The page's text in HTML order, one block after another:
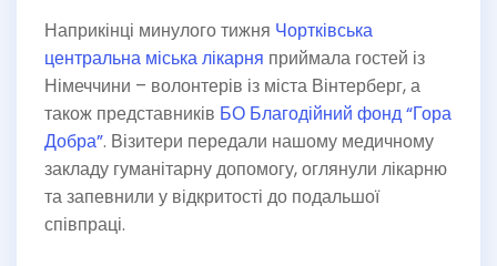
Наприкінці минулого тижня Чортківська
центральна міська лікарня приймала гостей із
Німеччини – волонтерів із міста Вінтерберг, а
також представників БО Благодійний фонд “Гора
Добра”. Візитери передали нашому медичному
закладу гуманітарну допомогу, оглянули лікарню
та запевнили у відкритості до подальшої
співпраці.